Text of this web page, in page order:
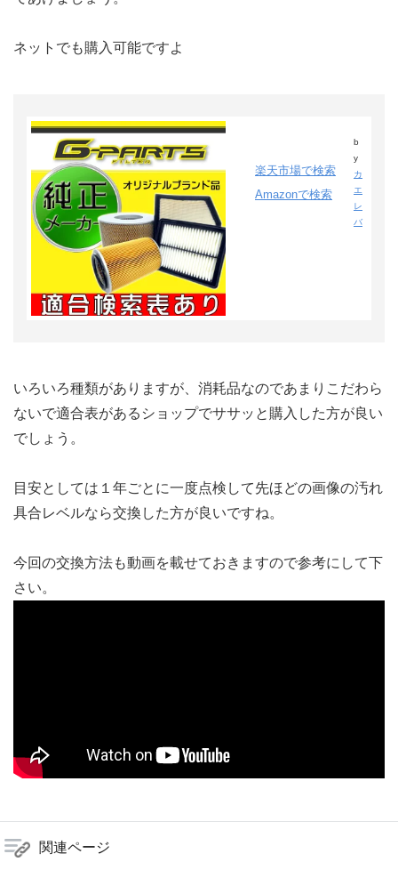
ネットでも購入可能ですよ
楽天市場で検索
Amazonで検索
b
y
カ
エ
レ
バ
いろいろ種類がありますが、消耗品なのであまりこだわら
ないで適合表があるショップでササッと購入した方が良い
でしょう。
目安としては１年ごとに一度点検して先ほどの画像の汚れ
具合レベルなら交換した方が良いですね。
今回の交換方法も動画を載せておきますので参考にして下
さい。
関連ページ